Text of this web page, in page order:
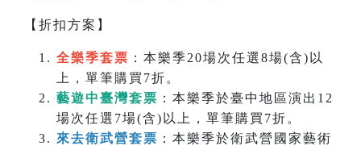
【折扣方案】
全樂季套票 ：本樂季20場次任選8場(含)以
上，單筆購買7折。
藝遊中臺灣套票 ：本樂季於臺中地區演出12
場次任選7場(含)以上，單筆購買7折。
來去衛武營套票 ：本樂季於衛武營國家藝術